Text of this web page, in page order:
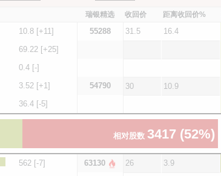
瑞银精选 收回价 距离收回价%
10.8 [+11] 55288 31.5 16.4
69.22 [+25]
0.4 [-]
3.52 [+1] 54790 30 10.9
36.4 [-5]
相对股数 3417 (52%)
562 [-7] 63130 26 3.9